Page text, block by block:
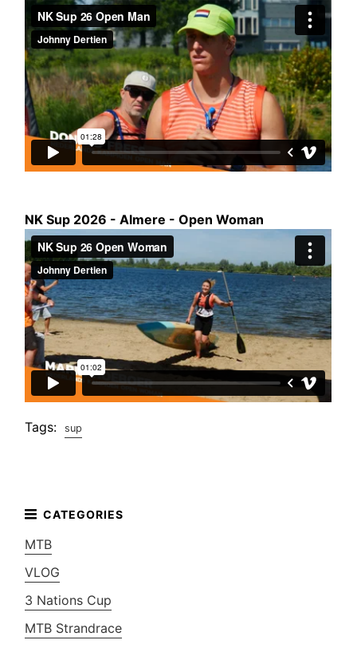
NK Sup 2026 - Almere - Open Woman
Tags: sup
MTB
VLOG
3 Nations Cup
MTB Strandrace